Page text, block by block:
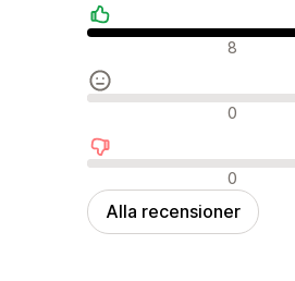
Positiva recensioner
8
Neutrala recensioner
0
Negativa recensioner
0
Alla recensioner